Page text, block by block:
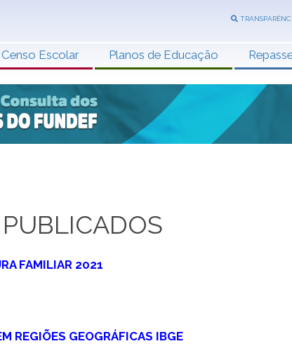
Censo Escolar Planos de Educação
FAMILIAR 2021
REGIÕES GEOGRÁFICAS IBGE